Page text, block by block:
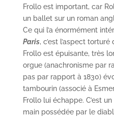
Frollo est important, car
un ballet sur un roman
Ce qui l’a énormément
Paris, c’est l’aspect
Frollo est épuisante, très
orgue (anachronisme par
pas par rapport à 1830)
tambourin (associé à
Frollo lui échappe. C’est
main possédée par le